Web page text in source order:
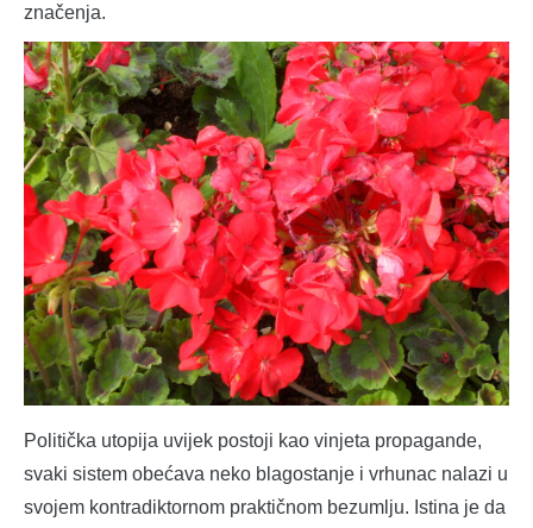
značenja.
Politička utopija uvijek postoji kao vinjeta propagande,
svaki sistem obećava neko blagostanje i vrhunac nalazi u
svojem kontradiktornom praktičnom bezumlju. Istina je da